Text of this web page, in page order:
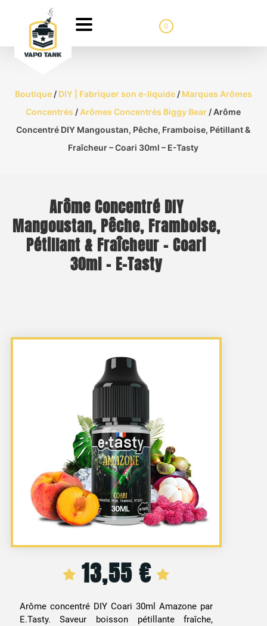
0
Boutique/ DIY | Fabriquer son e-liquide/ Marques Arômes
Concentrés / Arômes Concentrés Biggy Bear / Arôme
Concentré DIY Mangoustan, Pêche, Framboise, Pétillant &
Fraîcheur – Coari 30ml – E-Tasty
Arôme Concentré DIY
Mangoustan, Pêche, Framboise,
Pétillant & Fraîcheur – Coari
30ml – E-Tasty
13,55 €
Arôme concentré DIY Coari 30ml Amazone par
E.Tasty. Saveur boisson pétillante fraîche,